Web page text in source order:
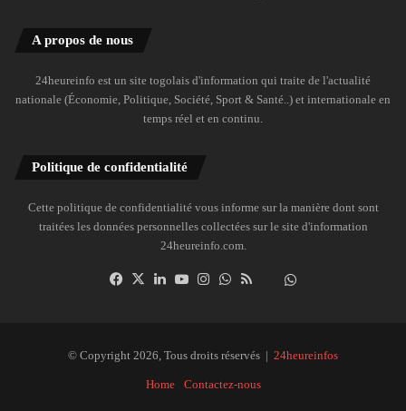
A propos de nous
24heureinfo est un site togolais d'information qui traite de l'actualité
nationale (Économie, Politique, Société, Sport & Santé..) et internationale en
temps réel et en continu.
Politique de confidentialité
Cette politique de confidentialité vous informe sur la manière dont sont
traitées les données personnelles collectées sur le site d'information
24heureinfo.com.
Facebook
X LinkedinYouTubeInstagramWhatsAppDailymotion
© Copyright 2026, Tous droits réservés | 24heureinfos
Home Contactez-nous